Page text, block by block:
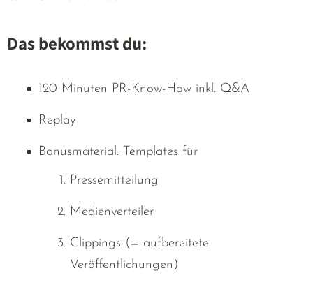
Das bekommst du:
120 Minuten PR-Know-How inkl. Q&A
Replay
Bonusmaterial: Templates für
Pressemitteilung
Medienverteiler
Clippings (= aufbereitete
Veröffentlichungen)